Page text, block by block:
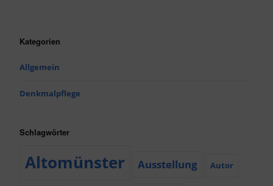
Kategorien
Allgemein
Denkmalpflege
Schlagwörter
Altomünster Ausstellung Autor